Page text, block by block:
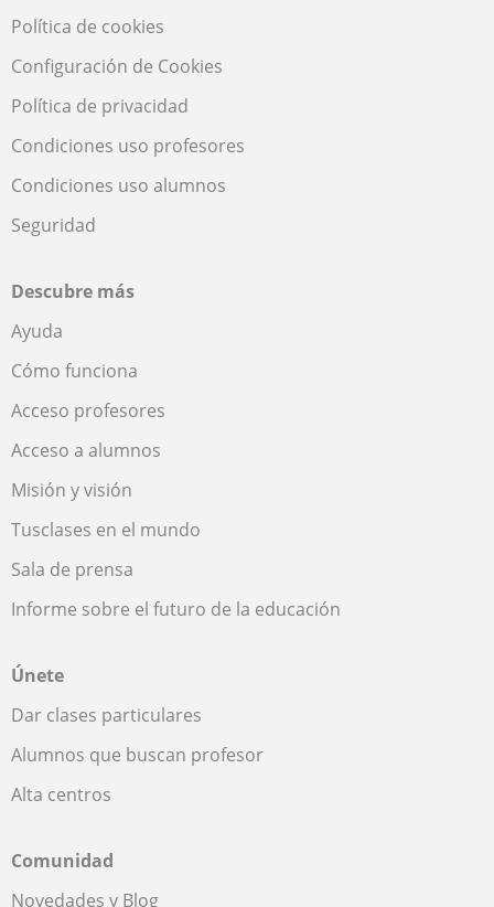
Política de cookies
Configuración de Cookies
Política de privacidad
Condiciones uso profesores
Condiciones uso alumnos
Seguridad
Descubre más
Ayuda
Cómo funciona
Acceso profesores
Acceso a alumnos
Misión y visión
Tusclases en el mundo
Sala de prensa
Informe sobre el futuro de la educación
Únete
Dar clases particulares
Alumnos que buscan profesor
Alta centros
Comunidad
Novedades y Blog